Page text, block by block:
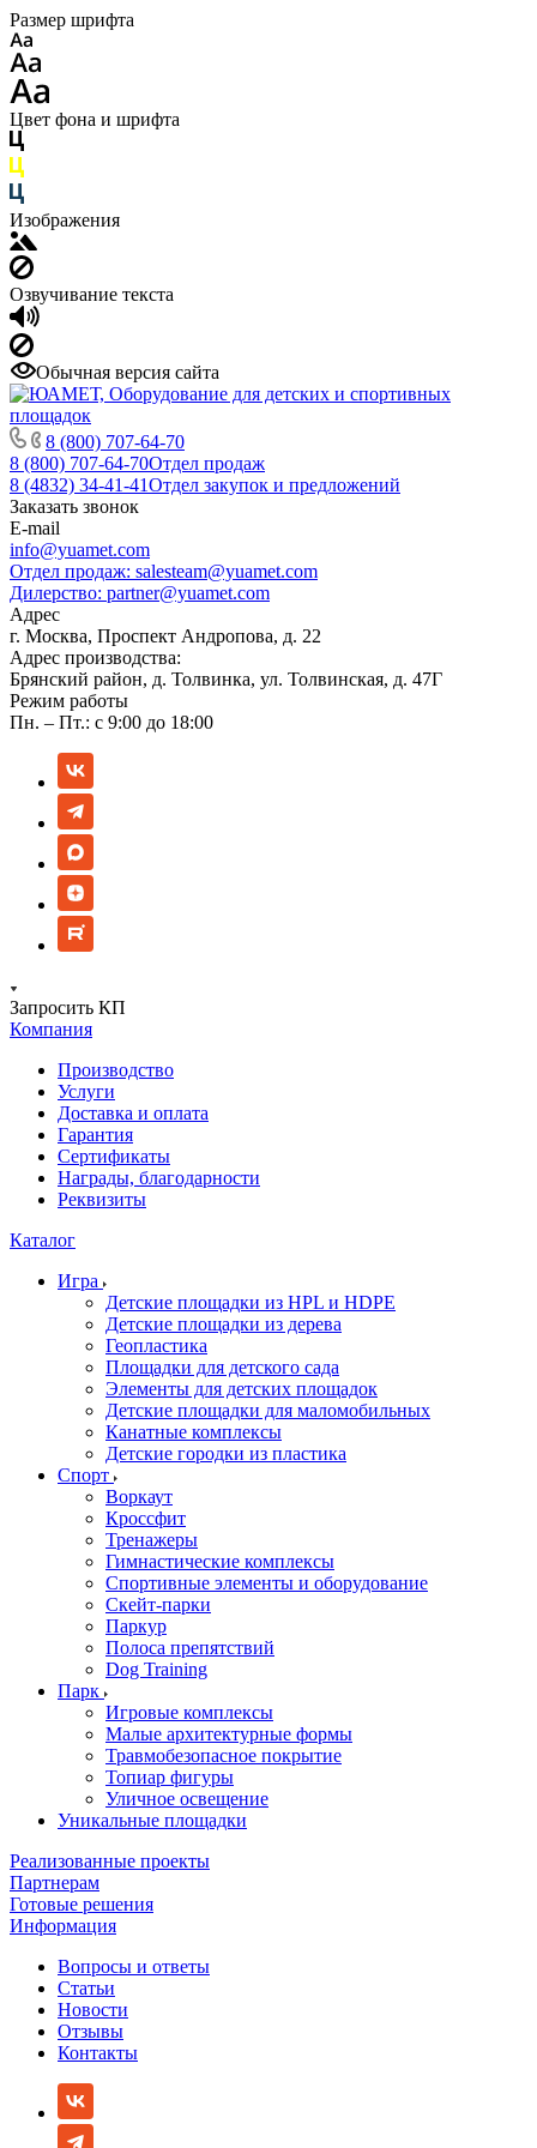
Размер шрифта
Цвет фона и шрифта
Изображения
Озвучивание текста
Обычная версия сайта
8 (800) 707-64-70
8 (800) 707-64-70Отдел продаж
8 (4832) 34-41-41Отдел закупок и предложений
Заказать звонок
E-mail
info@yuamet.com
Отдел продаж: salesteam@yuamet.com
Дилерство: partner@yuamet.com
Адрес
г. Москва, Проспект Андропова, д. 22
Адрес производства:
Брянский район, д. Толвинка, ул. Толвинская, д. 47Г
Режим работы
Пн. – Пт.: с 9:00 до 18:00
Запросить КП
Компания
Производство
Услуги
Доставка и оплата
Гарантия
Сертификаты
Награды, благодарности
Реквизиты
Каталог
Игра
Детские площадки из HPL и HDPE
Детские площадки из дерева
Геопластика
Площадки для детского сада
Элементы для детских площадок
Детские площадки для маломобильных
Канатные комплексы
Детские городки из пластика
Спорт
Воркаут
Кроссфит
Тренажеры
Гимнастические комплексы
Спортивные элементы и оборудование
Скейт-парки
Паркур
Полоса препятствий
Dog Training
Парк
Игровые комплексы
Малые архитектурные формы
Травмобезопасное покрытие
Топиар фигуры
Уличное освещение
Уникальные площадки
Реализованные проекты
Партнерам
Готовые решения
Информация
Вопросы и ответы
Статьи
Новости
Отзывы
Контакты